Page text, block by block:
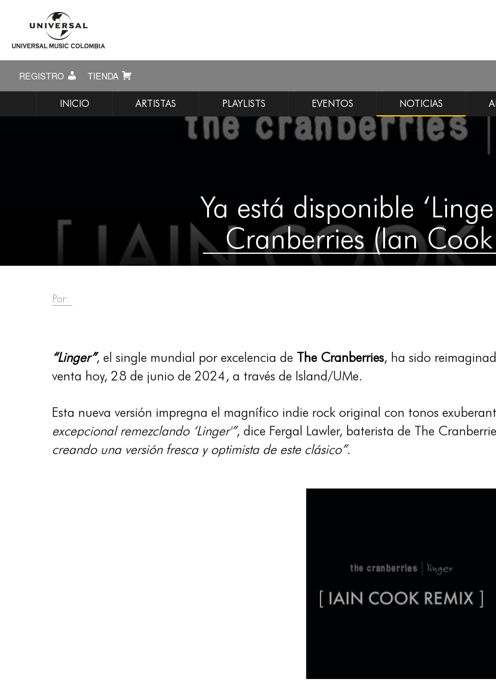
REGISTRO TIENDA
INICIO ARTISTAS PLAYLISTS EVENTOS NOTICIAS
Ya está disponible
Cranberries (Ian Cook
Por:
“Linger”, el single mundial por excelencia de The Cranberries, ha sido
venta hoy, 28 de junio de 2024, a través de Island/UMe.
Esta nueva versión impregna el magnífico indie rock original con tonos
excepcional remezclando ‘Linger'”, dice Fergal Lawler, baterista de The
creando una versión fresca y optimista de este clásico”.